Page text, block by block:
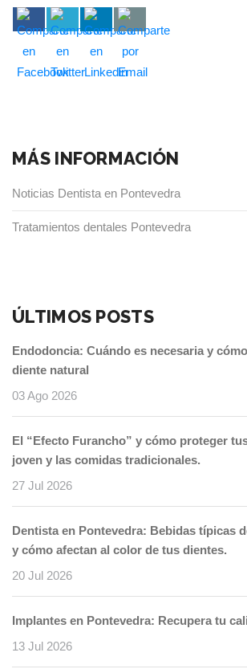
MÁS INFORMACIÓN
Noticias Dentista en Pontevedra
Tratamientos dentales Pontevedra
ÚLTIMOS POSTS
Endodoncia: Cuándo es necesaria y
diente natural
03 Ago 2026
El “Efecto Furancho” y cómo proteger
joven y las comidas tradicionales.
27 Jul 2026
Dentista en Pontevedra: Bebidas típicas
y cómo afectan al color de tus dientes.
20 Jul 2026
Implantes en Pontevedra: Recupera tu
13 Jul 2026